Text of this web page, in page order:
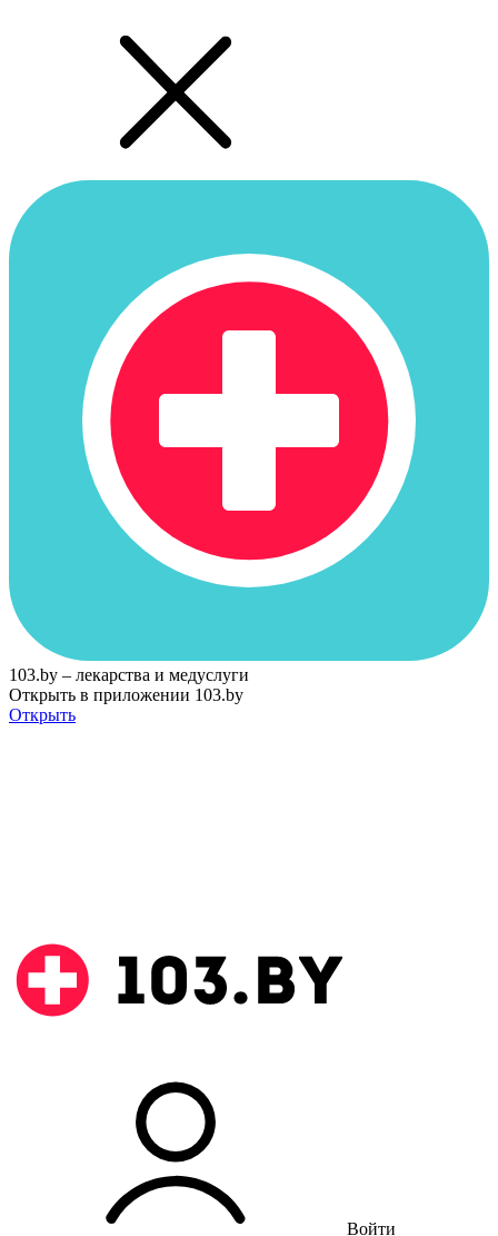
103.by – лекарства и медуслуги
Открыть в приложении 103.by
Открыть
Войти